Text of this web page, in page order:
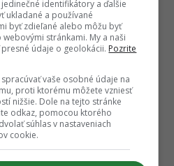
identifikátory a ďalšie
ukladané a používané
byť zdieľané alebo môžu byť
stránkami. My a naši
údaje o geolokácii. Pozrite
vaše osobné údaje na
proti ktorému môžete vzniesť
nižšie. Dole na tejto stránke
odkaz, pomocou ktorého
súhlas v nastaveniach
cookie.